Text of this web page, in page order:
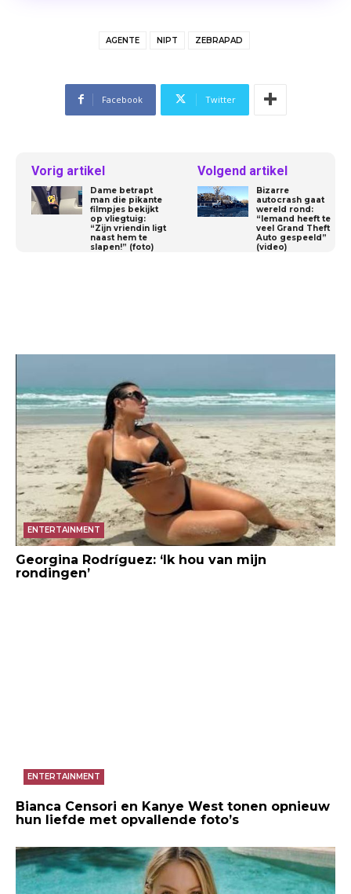
AGENTE NIPT ZEBRAPAD
Facebook Twitter
Vorig artikel
Dame betrapt
man die pikante
filmpjes bekijkt
op vliegtuig:
“Zijn vriendin ligt
naast hem te
slapen!” (foto)
Volgend artikel
Bizarre
autocrash gaat
wereld rond:
“Iemand heeft te
veel Grand Theft
Auto gespeeld”
(video)
ENTERTAINMENT
Georgina Rodríguez: ‘Ik hou van mijn
rondingen’
ENTERTAINMENT
Bianca Censori en Kanye West tonen opnieuw
hun liefde met opvallende foto’s